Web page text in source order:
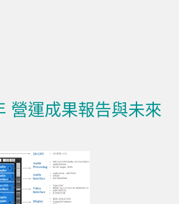
營運成果報告與未來